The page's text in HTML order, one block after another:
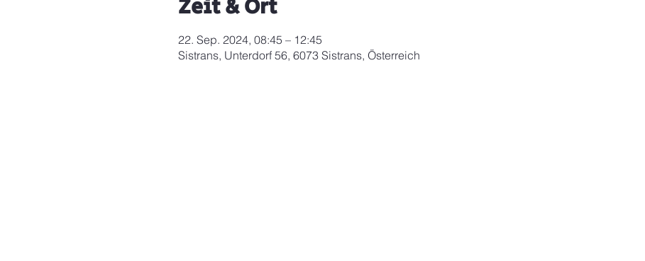
Zeit & Ort
22. Sep. 2024, 08:45 – 12:45
Sistrans, Unterdorf 56, 6073 Sistrans, Österreich